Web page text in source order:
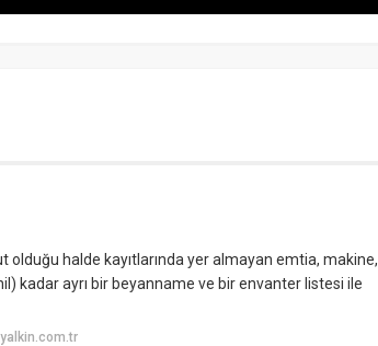
halde kayıtlarında yer almayan emtia, makine,
kadar ayrı bir beyanname ve bir envanter listesi ile